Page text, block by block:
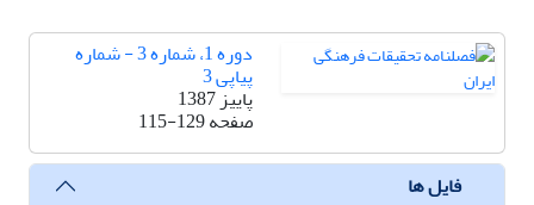
دوره 1، شماره 3 - شماره
پیاپی 3
پاییز 1387
صفحه115-129
فایل ها